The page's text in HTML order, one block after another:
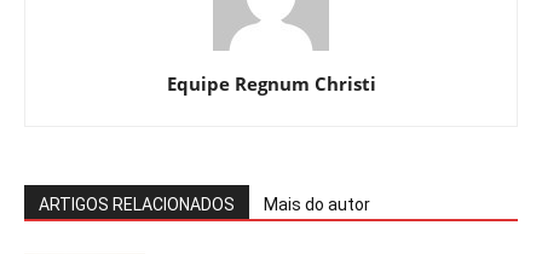
Equipe Regnum Christi
ARTIGOS RELACIONADOS Mais do autor